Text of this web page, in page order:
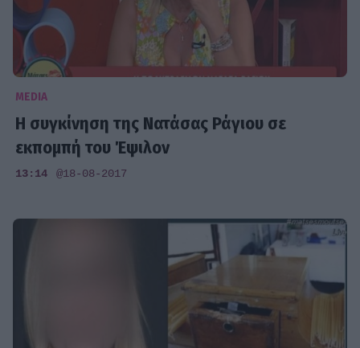
MEDIA
Η συγκίνηση της Νατάσας Ράγιου σε
εκπομπή του Έψιλον
13:14 @18-08-2017